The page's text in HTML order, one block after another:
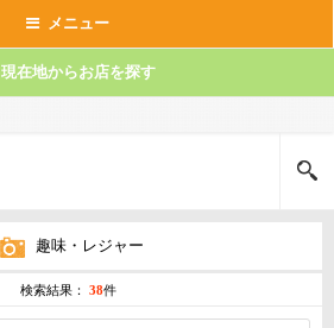
メニュー
現在地からお店を探す
趣味・レジャー
検索結果： 38件